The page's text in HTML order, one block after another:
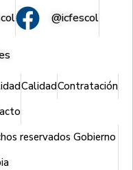
@icfescol
CalidadContratación
reservados Gobierno